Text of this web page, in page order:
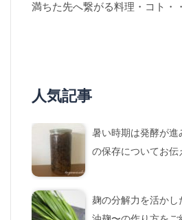
満ちた先へ繋がる料理・コト・
人気記事
暑い時期は発酵が進
の保存についてお伝
麹の分解力を活か